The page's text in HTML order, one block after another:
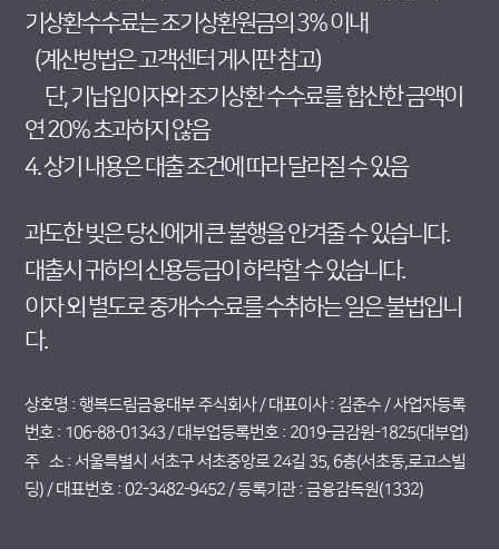
기상환수수료는 조기상환원금의 3% 이내
(계산방법은 고객센터 게시판 참고)
단, 기납입이자와 조기상환 수수료를 합산한 금액이
연 20% 초과하지 않음
4. 상기 내용은 대출 조건에 따라 달라질 수 있음
과도한 빚은 당신에게 큰 불행을 안겨줄 수 있습니다.
대출시 귀하의 신용등급이 하락할 수 있습니다.
이자 외 별도로 중개수수료를 수취하는 일은 불법입니
다.
상호명 : 행복드림금융대부 주식회사 / 대표이사 : 김준수 / 사업자등록
번호 : 106-88-01343 / 대부업등록번호 : 2019-금감원-1825(대부업)
주 소 : 서울특별시 서초구 서초중앙로 24길 35, 6층(서초동,로고스빌
딩) / 대표번호 : 02-3482-9452 / 등록기관 : 금융감독원(1332)